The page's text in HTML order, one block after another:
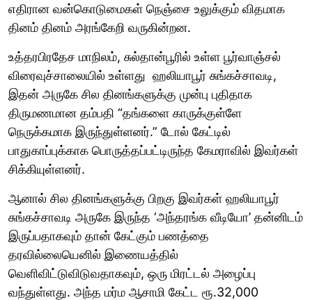
எதிரான வன்கொடுமைகள் நெஞ்சை உலுக்கும் விதமாக
தினம் தினம் அரங்கேறி வருகின்றன.
உத்தரபிரதேச மாநிலம், சுல்தான்பூரில் உள்ள பூர்வாஞ்சல்
விரைவுச்சாலையில் உள்ளது ஹலியாபூர் சுங்கச்சாவடி,
இதன் அருகே சில தினங்களுக்கு முன்பு புதிதாக
திருமணமான தம்பதி “தங்களை காருக்குள்ளே
நெருக்கமாக இருந்துள்ளனர்.” டோல் கேட்டில்
பாதுகாப்புக்காக பொருத்தப்பட்டிருந்த கேமராவில் இவர்கள்
சிக்கியுள்ளனர்.
ஆனால் சில தினங்களுக்கு பிறகு இவர்கள் ஹலியாபூர்
சுங்கச்சாவடி அருகே இருந்த ‘அந்தரங்க வீடியோ’ தன்னிடம்
இருப்பதாகவும் தான் கேட்கும் பணத்தை
தரவில்லையெனில் இணையத்தில்
வெளிவிட்டுவிடுவதாகவும், ஒரு மிரட்டல் அழைப்பு
வந்துள்ளது. அந்த மர்ம ஆசாமி கேட்ட ரூ.32,000